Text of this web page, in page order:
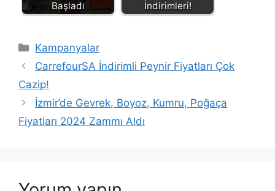
Başladı
İndirimleri!
Kategoriler
Kampanyalar
CarrefourSA İndirimli Peynir Fiyatları Çok
Cazip!
İzmir’de Gevrek, Boyoz, Kumru, Poğaça
Fiyatları 2024 Zammı Aldı